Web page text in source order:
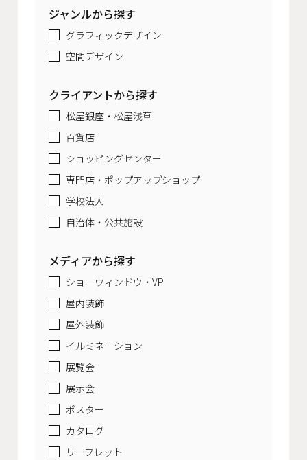
ジャンルから探す
グラフィックデザイン
空間デザイン
クライアントから探す
松屋銀座・松屋浅草
百貨店
ショッピングセンター
専門店・ポップアップショップ
学校法人
自治体・公共施設
メディアから探す
ショーウィンドウ・VP
屋内装飾
屋外装飾
イルミネーション
展覧会
展示会
ポスター
カタログ
リーフレット